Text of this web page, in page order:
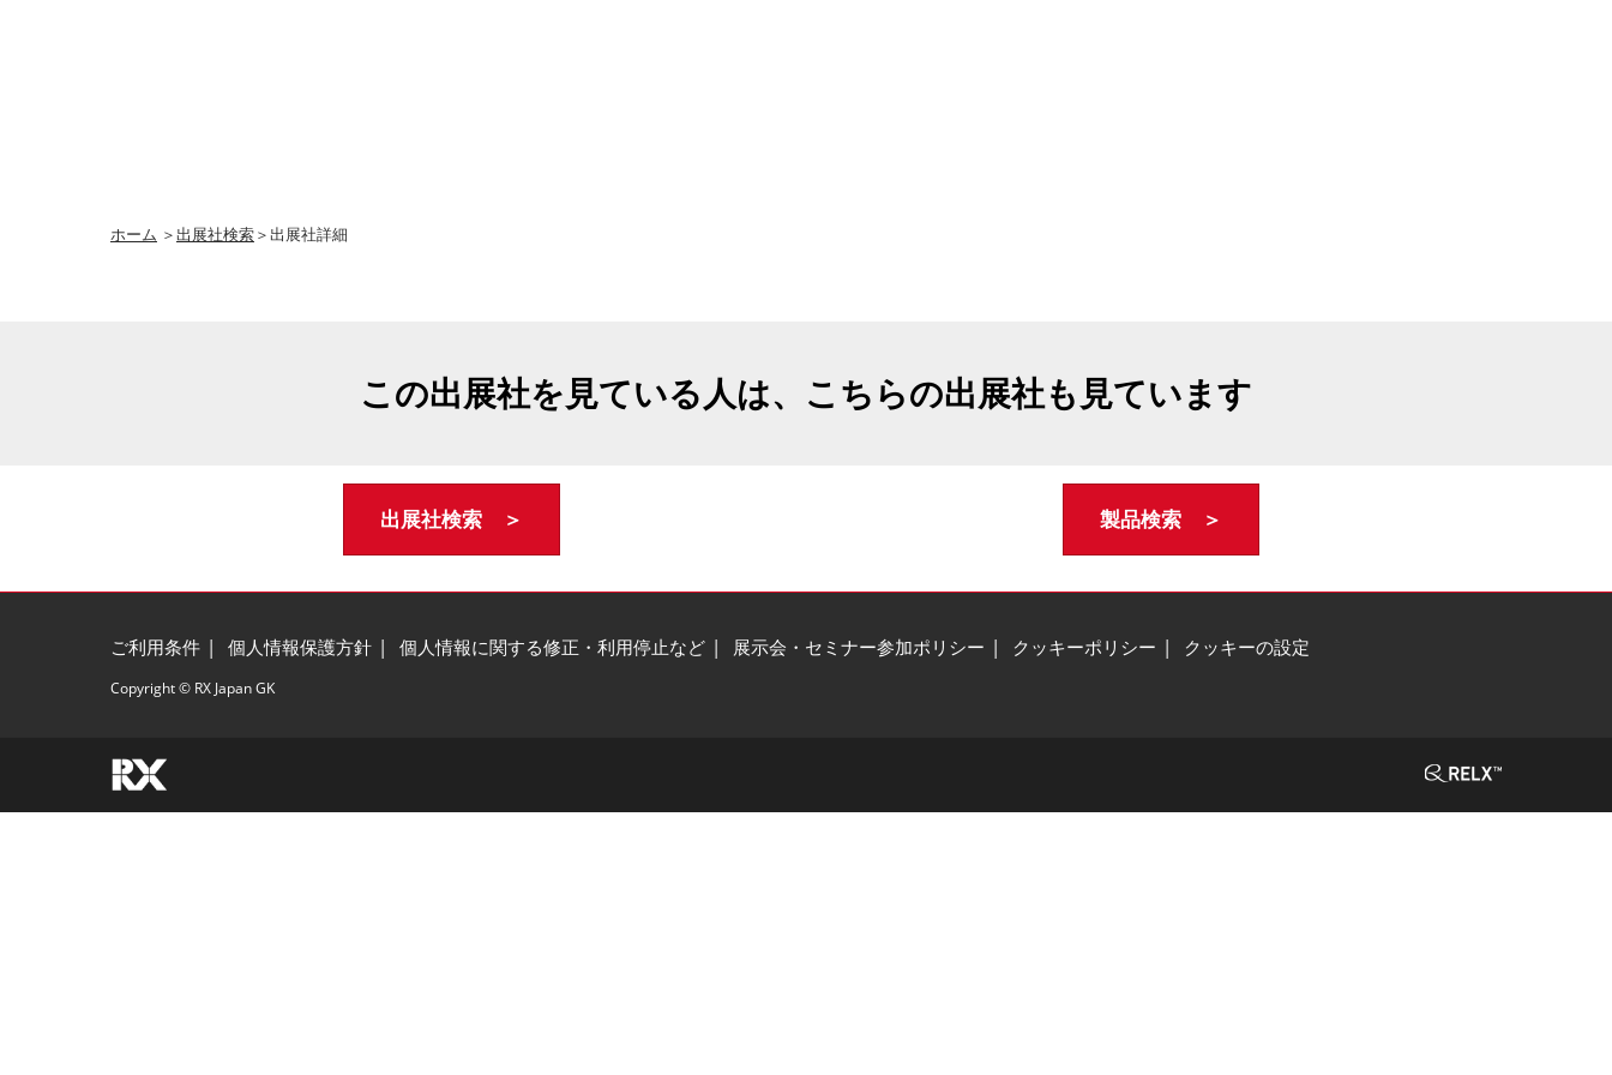
ホーム ＞出展社検索＞出展社詳細
この出展社を見ている人は、こちらの出展社も見ています
出展社検索 ＞ 製品検索 ＞
ご利用条件 個人情報保護方針 個人情報に関する修正・利用停止など 展示会・セミナー参加ポリシー クッキーポリシー クッキーの設定
Copyright © RX Japan GK